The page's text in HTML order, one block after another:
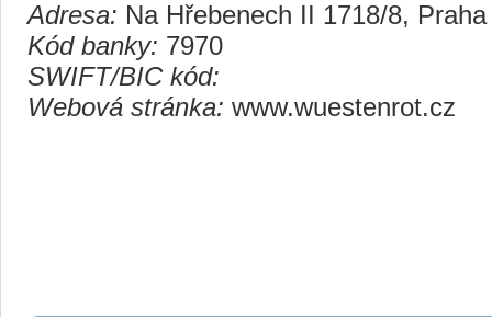
Adresa: Na Hřebenech II 1718/8, Praha
Kód banky: 7970
SWIFT/BIC kód:
Webová stránka: www.wuestenrot.cz